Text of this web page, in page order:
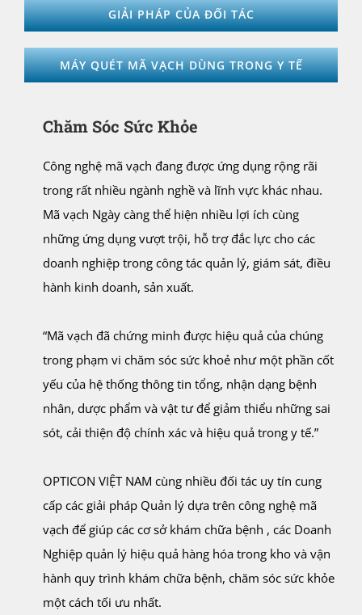
GIẢI PHÁP CỦA ĐỐI TÁC
MÁY QUÉT MÃ VẠCH DÙNG TRONG Y TẾ
Chăm Sóc Sức Khỏe
Công nghệ mã vạch đang được ứng dụng rộng rãi
trong rất nhiều ngành nghề và lĩnh vực khác nhau.
Mã vạch Ngày càng thể hiện nhiều lợi ích cùng
những ứng dụng vượt trội, hỗ trợ đắc lực cho các
doanh nghiệp trong công tác quản lý, giám sát, điều
hành kinh doanh, sản xuất.
“Mã vạch đã chứng minh được hiệu quả của chúng
trong phạm vi chăm sóc sức khoẻ như một phần cốt
yếu của hệ thống thông tin tổng, nhận dạng bệnh
nhân, dược phẩm và vật tư để giảm thiểu những sai
sót, cải thiện độ chính xác và hiệu quả trong y tế.”
OPTICON VIỆT NAM cùng nhiều đối tác uy tín cung
cấp các giải pháp Quản lý dựa trên công nghệ mã
vạch để giúp các cơ sở khám chữa bệnh , các Doanh
Nghiệp quản lý hiệu quả hàng hóa trong kho và vận
hành quy trình khám chữa bệnh, chăm sóc sức khỏe
một cách tối ưu nhất.